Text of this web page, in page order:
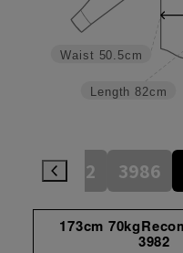
Length 82cm
Waist 50.5cm
3982 3986
173cm
3982